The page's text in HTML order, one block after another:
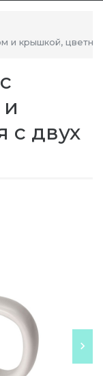
и крышкой,
с двух